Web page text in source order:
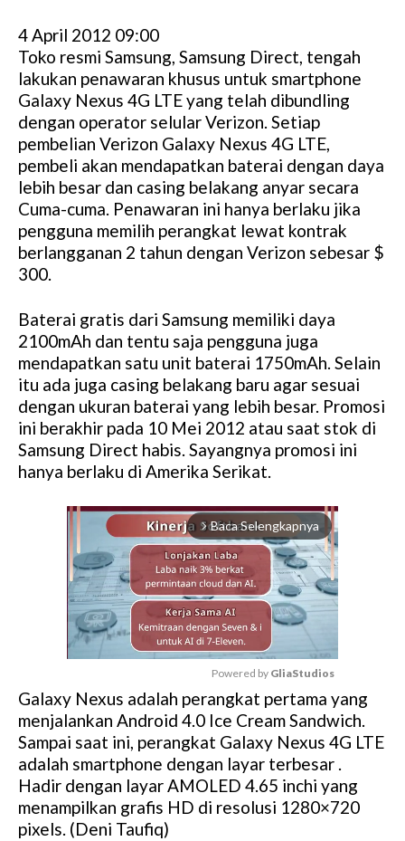
4 April 2012 09:00
Toko resmi Samsung, Samsung Direct, tengah
lakukan penawaran khusus untuk smartphone
Galaxy Nexus 4G LTE yang telah dibundling
dengan operator selular Verizon. Setiap
pembelian Verizon Galaxy Nexus 4G LTE,
pembeli akan mendapatkan baterai dengan daya
lebih besar dan casing belakang anyar secara
Cuma-cuma. Penawaran ini hanya berlaku jika
pengguna memilih perangkat lewat kontrak
berlangganan 2 tahun dengan Verizon sebesar $
300.
Baterai gratis dari Samsung memiliki daya
2100mAh dan tentu saja pengguna juga
mendapatkan satu unit baterai 1750mAh. Selain
itu ada juga casing belakang baru agar sesuai
dengan ukuran baterai yang lebih besar. Promosi
ini berakhir pada 10 Mei 2012 atau saat stok di
Samsung Direct habis. Sayangnya promosi ini
hanya berlaku di Amerika Serikat.
arrow_forward_ios Baca Selengkapnya
M
u
e
Powered by GliaStudios
Galaxy Nexus adalah perangkat pertama yang
menjalankan Android 4.0 Ice Cream Sandwich.
Sampai saat ini, perangkat Galaxy Nexus 4G LTE
adalah smartphone dengan layar terbesar .
Hadir dengan layar AMOLED 4.65 inchi yang
menampilkan grafis HD di resolusi 1280×720
pixels. (Deni Taufiq)